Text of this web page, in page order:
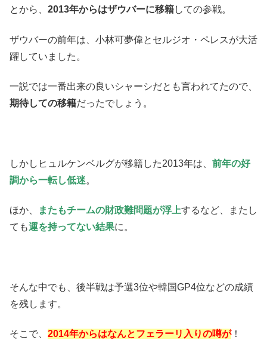
とから、 2013年からはザウバーに移籍しての参戦。
ザウバーの前年は、小林可夢偉とセルジオ・ペレスが大活
躍していました。
一説では一番出来の良いシャーシだとも言われてたので、
期待しての移籍だったでしょう。
しかしヒュルケンベルグが移籍した2013年は、 前年の好
調から一転し低迷。
ほか、 またもチームの財政難問題が浮上するなど、またし
ても運を持ってない結果に。
そんな中でも、後半戦は予選3位や韓国GP4位などの成績
を残します。
そこで、 2014年からはなんとフェラーリ入りの噂が！